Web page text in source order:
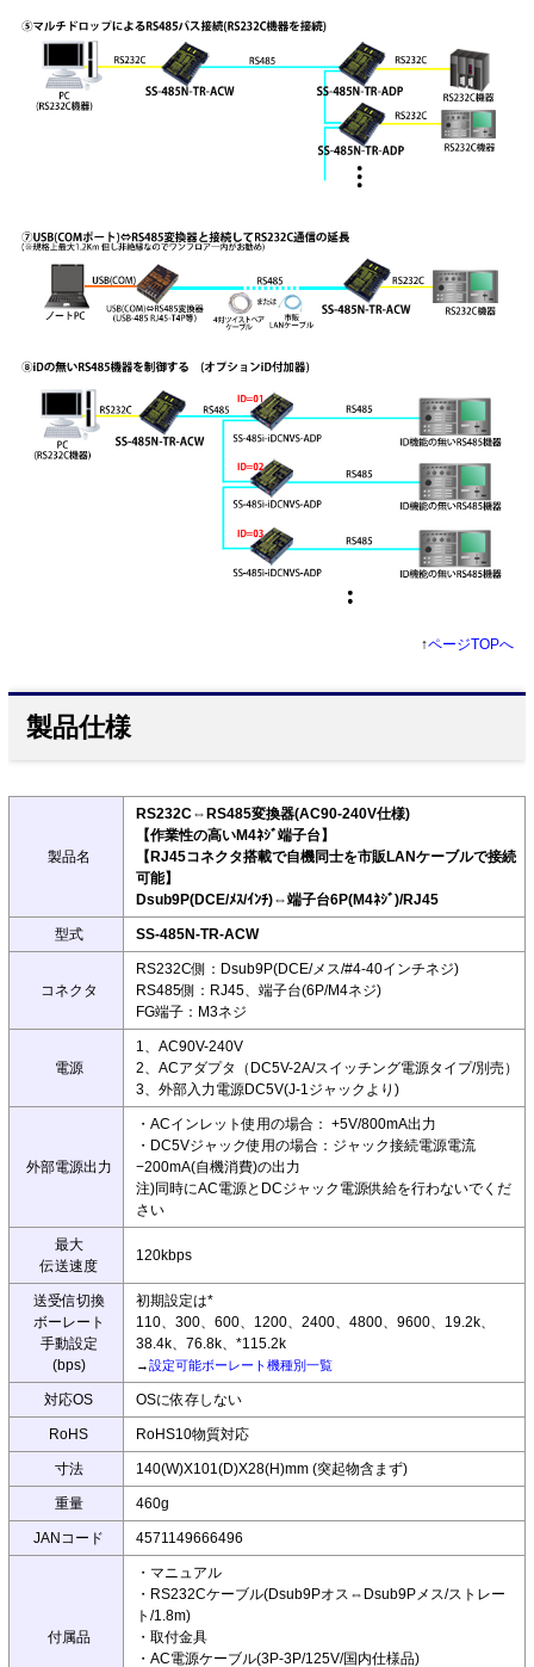
↑ページTOPへ
製品仕様
製品名
RS232C⇔RS485変換器(AC90-240V仕様)
【作業性の高いM4ﾈｼﾞ端子台】
【RJ45コネクタ搭載で自機同士を市販LANケーブルで接続
可能】
Dsub9P(DCE/ﾒｽ/ｲﾝﾁ)⇔端子台6P(M4ﾈｼﾞ)/RJ45
型式 SS-485N-TR-ACW
コネクタ
RS232C側：Dsub9P(DCE/メス/#4-40インチネジ)
RS485側：RJ45、端子台(6P/M4ネジ)
FG端子：M3ネジ
電源
1、AC90V-240V
2、ACアダプタ（DC5V-2A/スイッチング電源タイプ/別売）
3、外部入力電源DC5V(J-1ジャックより)
外部電源出力
・ACインレット使用の場合： +5V/800mA出力
・DC5Vジャック使用の場合：ジャック接続電源電流
−200mA(自機消費)の出力
注)同時にAC電源とDCジャック電源供給を行わないでくだ
さい
最大
伝送速度
120kbps
送受信切換
ボーレート
手動設定
(bps)
初期設定は*
110、300、600、1200、2400、4800、9600、19.2k、
38.4k、76.8k、*115.2k
→設定可能ボーレート機種別一覧
対応OS OSに依存しない
RoHS RoHS10物質対応
寸法 140(W)X101(D)X28(H)mm (突起物含まず)
重量 460g
JANコード 4571149666496
付属品
・マニュアル
・RS232Cケーブル(Dsub9Pオス⇔Dsub9Pメス/ストレー
ト/1.8m)
・取付金具
・AC電源ケーブル(3P-3P/125V/国内仕様品)